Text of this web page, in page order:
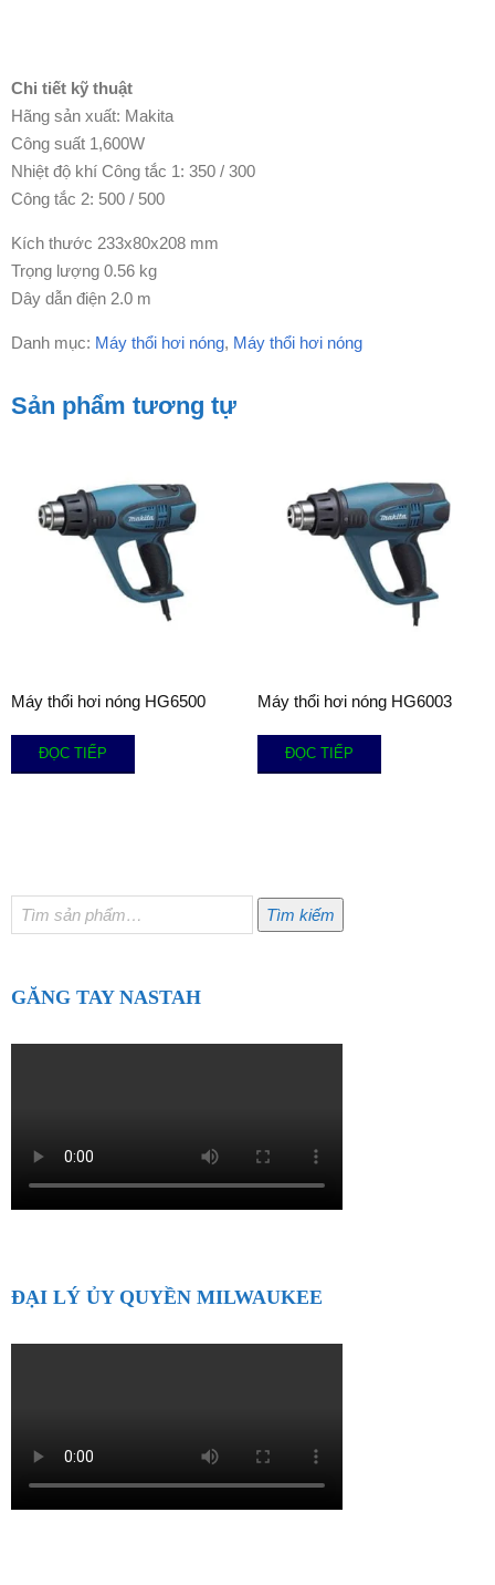
Chi tiết kỹ thuật
Hãng sản xuất: Makita
Công suất 1,600W
Nhiệt độ khí Công tắc 1: 350 / 300
Công tắc 2: 500 / 500
Kích thước 233x80x208 mm
Trọng lượng 0.56 kg
Dây dẫn điện 2.0 m
Danh mục: Máy thổi hơi nóng, Máy thổi hơi nóng
Sản phẩm tương tự
Máy thổi hơi nóng HG6500
ĐỌC TIẾP
Máy thổi hơi nóng HG6003
ĐỌC TIẾP
Tìm
kiếm:
Tìm kiếm
GĂNG TAY NASTAH
ĐẠI LÝ ỦY QUYỀN MILWAUKEE